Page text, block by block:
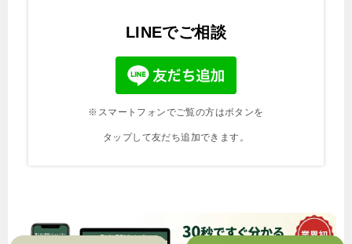
LINEでご相談
※スマートフォンでご覧の方はボタンを
タップして友だち追加できます。